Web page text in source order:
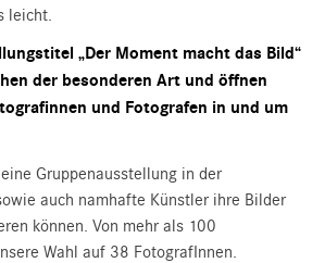
leicht.
„Der Moment macht das Bild“
der besonderen Art und öffnen
und Fotografen in und um
Gruppenausstellung in der
auch namhafte Künstler ihre Bilder
können. Von mehr als 100
Wahl auf 38 FotografInnen.